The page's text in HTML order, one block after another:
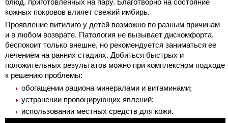
блюд, приготовленных на пару. Благотворно на состояние
кожных покровов влияет свежий имбирь.
Проявление витилиго у детей возможно по разным причинам
и в любом возврате. Патология не вызывает дискомфорта,
беспокоит только внешне, но рекомендуется заниматься ее
лечением на ранних стадиях. Добиться быстрых и
положительных результатов можно при комплексном подходе
к решению проблемы:
обогащении рациона минералами и витаминами;
устранении провоцирующих явлений;
использовании местных средств для кожи.